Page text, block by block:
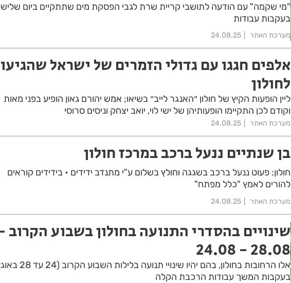
"מי שקמה" עם הודעה לתושבי קריית שרת לגבי הפסקת מים שתתקיים ביום
בעקבות עבודות
מערכת האתר 24.08.25
אלפים חגגו עם גדולי הזמרים של ישראל שהגיעו
לחולון
ליין הופעות הקיץ של חולון ״האנגר לייב״ בשיאו; אמש יהורם גאון הופיע בפני מאות
וקודם לכן התקיימו הופעותיהן של ישי לוי, יואב יצחק וניסים סרוסי
מערכת האתר 24.08.25
בן שנתיים ננעל ברכב במרכז חולון
חולון: פעוט ננעל ברכב בשגגה וחולץ בשלום ע"י מתנדב ידידים • בידידים קוראים
להורים לאמץ "כלל מפתח"
מערכת האתר 24.08.25
שינויים בהסדרי התנועה בחולון בשבוע הקרוב
28.08 - 24.08
אלו הרחובות בחולון, בהם יהיו שינויי
בעקבות המשך עבודות הרכבת הקלה